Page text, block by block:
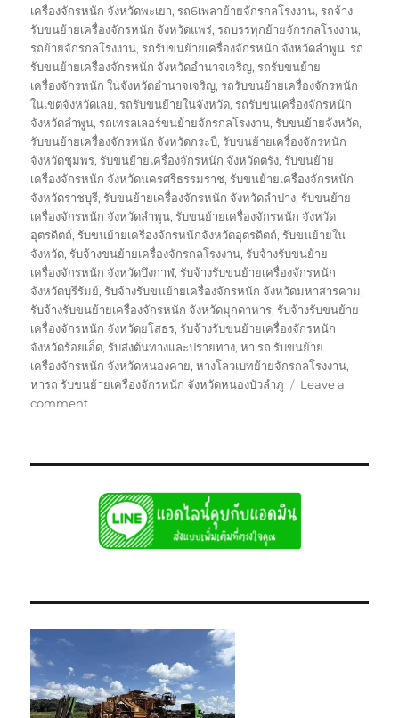
เครื่องจักรหนัก จังหวัดพะเยา,รถ6เพลาย้ายจักรกลโรงงาน,รถจ้าง
รับขนย้ายเครื่องจักรหนัก จังหวัดแพร่,รถบรรทุกย้ายจักรกลโรงงาน,
รถย้ายจักรกลโรงงาน,รถรับขนย้ายเครื่องจักรหนัก จังหวัดลำพูน,รถ
รับขนย้ายเครื่องจักรหนัก จังหวัดอำนาจเจริญ,รถรับขนย้าย
เครื่องจักรหนัก ในจังหวัดอำนาจเจริญ,รถรับขนย้ายเครื่องจักรหนัก
ในเขตจังหวัดเลย,รถรับขนย้ายในจังหวัด,รถรับขนเครื่องจักรหนัก
จังหวัดลำพูน,รถเทรลเลอร์ขนย้ายจักรกลโรงงาน,รับขนย้ายจังหวัด,
รับขนย้ายเครื่องจักรหนัก จังหวัดกระบี่,รับขนย้ายเครื่องจักรหนัก
จังหวัดชุมพร,รับขนย้ายเครื่องจักรหนัก จังหวัดตรัง,รับขนย้าย
เครื่องจักรหนัก จังหวัดนครศรีธรรมราช,รับขนย้ายเครื่องจักรหนัก
จังหวัดราชบุรี,รับขนย้ายเครื่องจักรหนัก จังหวัดลำปาง,รับขนย้าย
เครื่องจักรหนัก จังหวัดลำพูน,รับขนย้ายเครื่องจักรหนัก จังหวัด
อุตรดิตถ์,รับขนย้ายเครื่องจักรหนักจังหวัดอุตรดิตถ์,รับขนย้ายใน
จังหวัด,รับจ้างขนย้ายเครื่องจักรกลโรงงาน,รับจ้างรับขนย้าย
เครื่องจักรหนัก จังหวัดบึงกาฬ,รับจ้างรับขนย้ายเครื่องจักรหนัก
จังหวัดบุรีรัมย์,รับจ้างรับขนย้ายเครื่องจักรหนัก จังหวัดมหาสารคาม,
รับจ้างรับขนย้ายเครื่องจักรหนัก จังหวัดมุกดาหาร,รับจ้างรับขนย้าย
เครื่องจักรหนัก จังหวัดยโสธร,รับจ้างรับขนย้ายเครื่องจักรหนัก
จังหวัดร้อยเอ็ด,รับส่งต้นทางและปรายทาง,หา รถ รับขนย้าย
เครื่องจักรหนัก จังหวัดหนองคาย,หางโลวเบทย้ายจักรกลโรงงาน,
หารถ รับขนย้ายเครื่องจักรหนัก จังหวัดหนองบัวลำภู
Leave a
commenton
บรรทุก
รับ
ส่ง
กลับ
รวม